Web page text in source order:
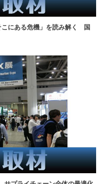
こにある危機」を読み解く 国